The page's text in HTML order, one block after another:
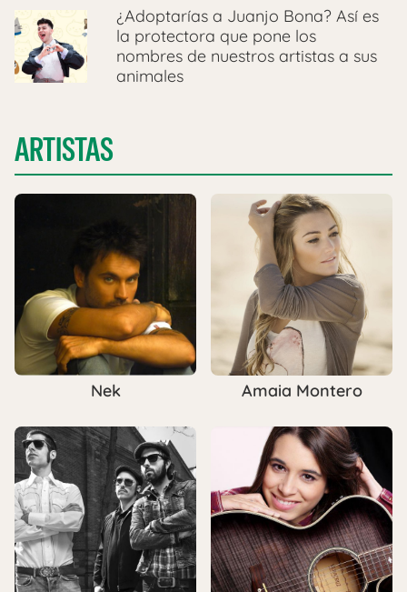
¿Adoptarías a Juanjo Bona? Así es
la protectora que pone los
nombres de nuestros artistas a sus
animales
ARTISTAS
Nek Amaia Montero